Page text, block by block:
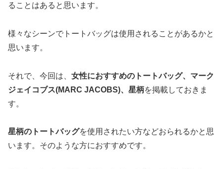
ることはあると思います。
様々なシーンでトートバッグは使用されることがあるかと
思います。
それで、今回は、 女性におすすめのトートバッグ、マーク
ジェイコブス(MARC JACOBS)、星柄を掲載しておきま
す。
星柄のトートバッグを使用されたい方などおられるかと思
います。そのような方におすすめです。